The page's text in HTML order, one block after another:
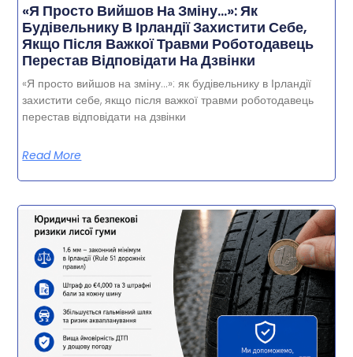
«Я Просто Вийшов На Зміну…»: Як
Будівельнику В Ірландії Захистити Себе,
Якщо Після Важкої Травми Роботодавець
Перестав Відповідати На Дзвінки
«Я просто вийшов на зміну…»: як будівельнику в Ірландії
захистити себе, якщо після важкої травми роботодавець
перестав відповідати на дзвінки
Read More